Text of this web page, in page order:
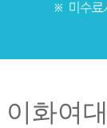
이화여